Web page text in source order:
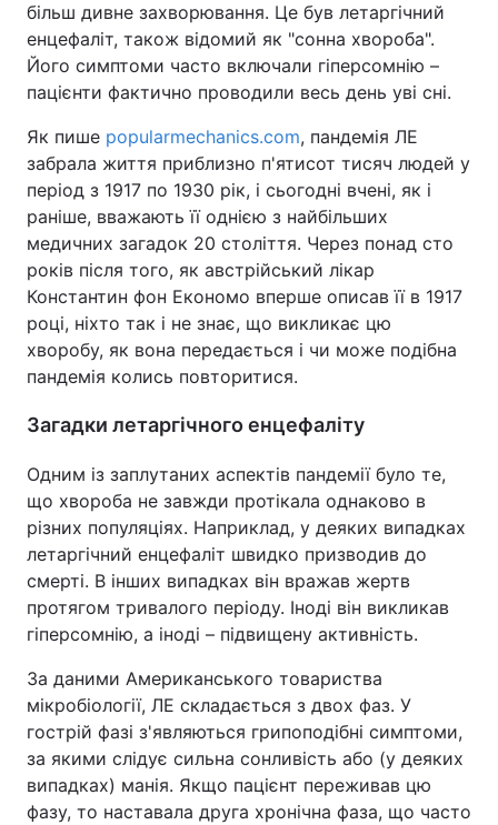
більш дивне захворювання. Це був летаргічний
енцефаліт, також відомий як "сонна хвороба".
Його симптоми часто включали гіперсомнію –
пацієнти фактично проводили весь день уві сні.
Як пише popularmechanics.com, пандемія ЛЕ
забрала життя приблизно п'ятисот тисяч людей у
період з 1917 по 1930 рік, і сьогодні вчені, як і
раніше, вважають її однією з найбільших
медичних загадок 20 століття. Через понад сто
років після того, як австрійський лікар
Константин фон Економо вперше описав її в 1917
році, ніхто так і не знає, що викликає цю
хворобу, як вона передається і чи може подібна
пандемія колись повторитися.
Загадки летаргічного енцефаліту
Одним із заплутаних аспектів пандемії було те,
що хвороба не завжди протікала однаково в
різних популяціях. Наприклад, у деяких випадках
летаргічний енцефаліт швидко призводив до
смерті. В інших випадках він вражав жертв
протягом тривалого періоду. Іноді він викликав
гіперсомнію, а іноді – підвищену активність.
За даними Американського товариства
мікробіології, ЛЕ складається з двох фаз. У
гострій фазі з'являються грипоподібні симптоми,
за якими слідує сильна сонливість або (у деяких
випадках) манія. Якщо пацієнт переживав цю
фазу, то наставала друга хронічна фаза, що часто